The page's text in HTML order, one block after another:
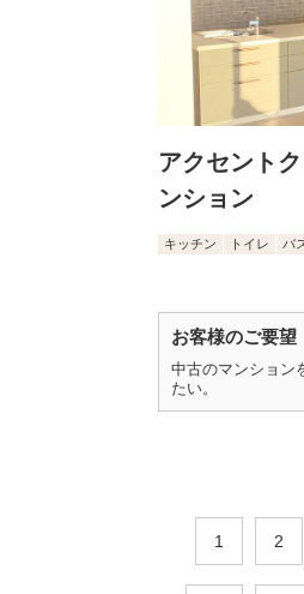
アクセント
ンション
キッチン トイレ バ
お客様のご要望
中古のマンション
たい。
1 2